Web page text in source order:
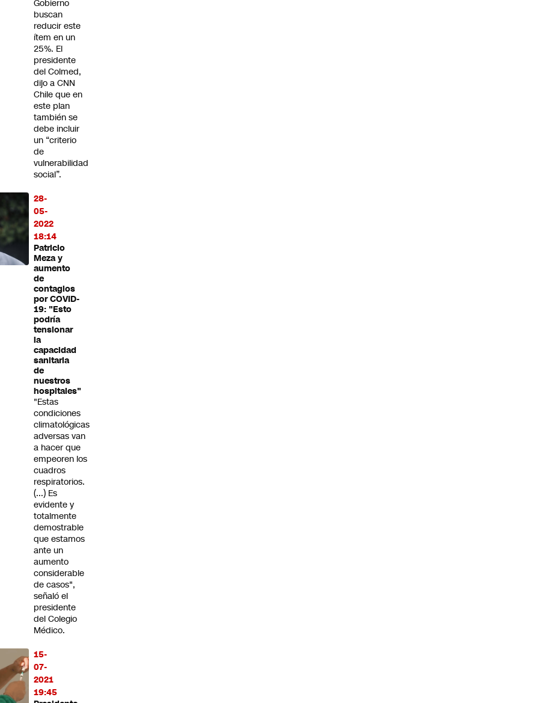
Gobierno
buscan
reducir este
ítem en un
25%. El
presidente
del Colmed,
dijo a CNN
Chile que en
este plan
también se
debe incluir
un “criterio
de
vulnerabilidad
social”.
28-
05-
2022
18:14
Patricio
Meza y
aumento
de
contagios
por COVID-
19: "Esto
podría
tensionar
la
capacidad
sanitaria
de
nuestros
hospitales"
"Estas
condiciones
climatológicas
adversas van
a hacer que
empeoren los
cuadros
respiratorios.
(...) Es
evidente y
totalmente
demostrable
que estamos
ante un
aumento
considerable
de casos",
señaló el
presidente
del Colegio
Médico.
15-
07-
2021
19:45